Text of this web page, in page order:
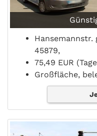
Hansemannstr.
45879,
75,49 EUR
Großfläche,